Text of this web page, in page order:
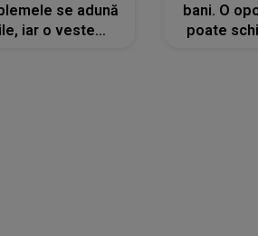
se adună
iar o veste
bani. O
poate